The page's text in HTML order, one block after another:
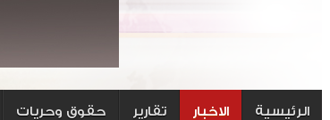
الرئيسية الاخبار تقارير حقوق وحريات